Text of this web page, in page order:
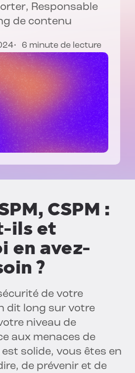
, Responsable
de contenu
6 minute de lecture
CSPM :
ils et
en avez-
?
de votre
dit long sur votre
niveau de
aux menaces de
solide, vous êtes en
de prévenir et de